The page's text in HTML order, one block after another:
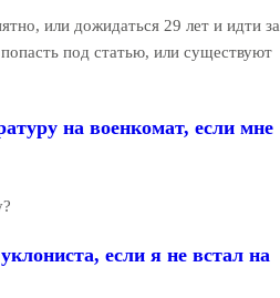
или дожидаться 29 лет и идти за
под статью, или существуют
на военкомат, если мне
если я не встал на